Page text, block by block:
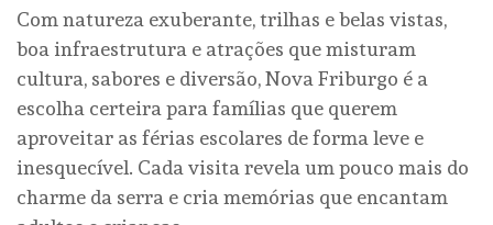
Com natureza exuberante, trilhas e belas vistas,
boa infraestrutura e atrações que misturam
cultura, sabores e diversão, Nova Friburgo é a
escolha certeira para famílias que querem
aproveitar as férias escolares de forma leve e
inesquecível. Cada visita revela um pouco mais do
charme da serra e cria memórias que encantam